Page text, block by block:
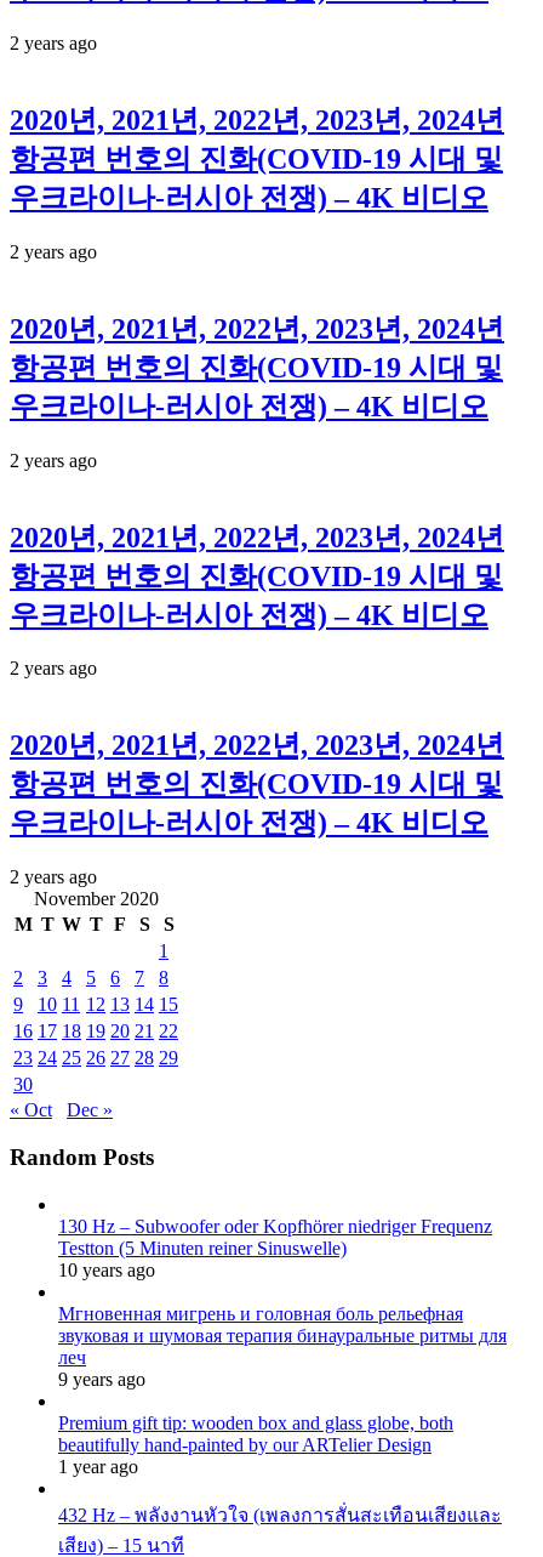
2 years ago
2020년, 2021년, 2022년, 2023년, 2024년
항공편 번호의 진화(COVID-19 시대 및
우크라이나-러시아 전쟁) – 4K 비디오
2 years ago
2020년, 2021년, 2022년, 2023년, 2024년
항공편 번호의 진화(COVID-19 시대 및
우크라이나-러시아 전쟁) – 4K 비디오
2 years ago
2020년, 2021년, 2022년, 2023년, 2024년
항공편 번호의 진화(COVID-19 시대 및
우크라이나-러시아 전쟁) – 4K 비디오
2 years ago
2020년, 2021년, 2022년, 2023년, 2024년
항공편 번호의 진화(COVID-19 시대 및
우크라이나-러시아 전쟁) – 4K 비디오
2 years ago
November 2020
M T W T F S
S
1
2
3 4 5 6 7
8
9
10 11 12 13 14 15
16 17 18 19 20 21 22
23 24 25 26 27 28 29
30
« Oct
Dec »
Random Posts
130 Hz – Subwoofer oder Kopfhörer niedriger Frequenz
Testton (5 Minuten reiner Sinuswelle)
10 years ago
Мгновенная мигрень и головная боль рельефная
звуковая и шумовая терапия бинауральные ритмы для
леч
9 years ago
Premium gift tip: wooden box and glass globe, both
beautifully hand-painted by our ARTelier Design
1 year ago
432 Hz – พลังงานหัวใจ (เพลงการสั่นสะเทือนเสียงและ
เสียง) – 15 นาที